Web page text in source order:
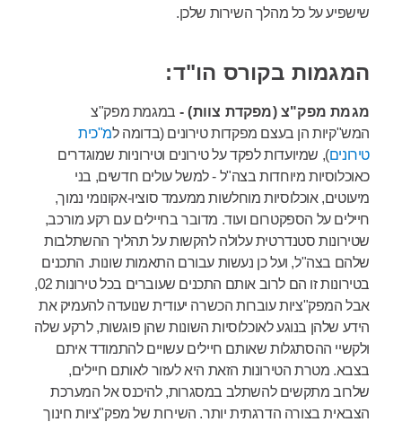
שישפיע על כל מהלך השירות שלכן.
המגמות בקורס הו"ד:
מגמת מפק"צ (מפקדת צוות) - במגמת מפק"צ
המש"קיות הן בעצם מפקדות טירונים (בדומה למ"כית
טירונים), שמיועדות לפקד על טירונים וטירוניות שמוגדרים
כאוכלוסיות מיוחדות בצה"ל - למשל עולים חדשים, בני
מיעוטים, אוכלוסיות מוחלשות ממעמד סוציו-אקונומי נמוך,
חיילים על הספקטרום ועוד. מדובר בחיילים עם רקע מורכב,
שטירונות סטנדרטית עלולה להקשות על תהליך ההשתלבות
שלהם בצה"ל, ועל כן נעשות עבורם התאמות שונות. התכנים
בטירונות זו הם לרוב אותם התכנים שעוברים בכל טירונות 02,
אבל המפק"ציות עוברות הכשרה יעודית שנועדה להעמיק את
הידע שלהן בנוגע לאוכלוסיות השונות שהן פוגשות, לרקע שלה
ולקשיי ההסתגלות שאותם חיילים עשויים להתמודד איתם
בצבא. מטרת הטירונות הזאת היא לעזור לאותם חיילים,
שלרוב מתקשים להשתלב במסגרות, להיכנס אל המערכת
הצבאית בצורה הדרגתית יותר. השירות של מפק"ציות חינוך